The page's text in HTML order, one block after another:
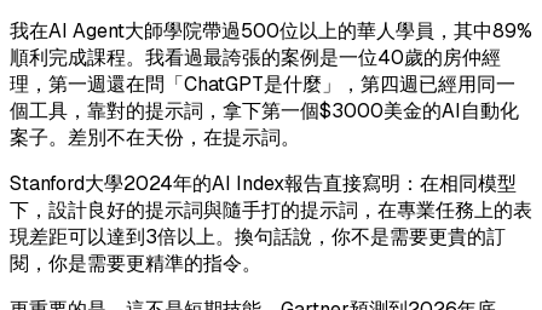
我在AI Agent大師學院帶過500位以上的華人學員，其中89%
順利完成課程。我看過最誇張的案例是一位40歲的房仲經
理，第一週還在問「ChatGPT是什麼」，第四週已經用同一
個工具，靠對的提示詞，拿下第一個$3000美金的AI自動化
案子。差別不在天份，在提示詞。
Stanford大學2024年的AI Index報告直接寫明：在相同模型
下，設計良好的提示詞與隨手打的提示詞，在專業任務上的表
現差距可以達到3倍以上。換句話說，你不是需要更貴的訂
閱，你是需要更精準的指令。